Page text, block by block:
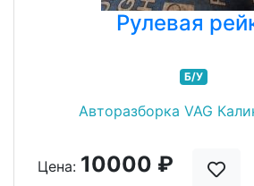
Рулевая
Б/У
Авторазборка VAG
Цена: 10000 ₽